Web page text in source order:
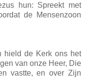
hun: Spreekt met
de Mensenzoon
hield de Kerk ons het
van onze Heer, Die
vastte, en over Zijn